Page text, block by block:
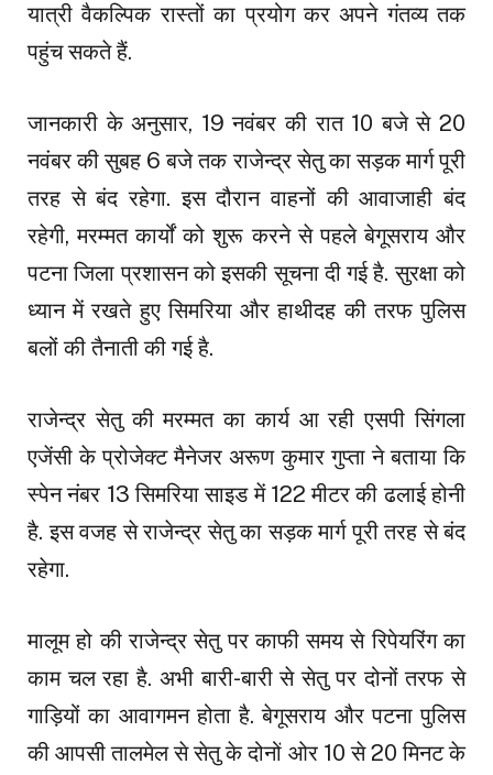
यात्री वैकल्पिक रास्तों का प्रयोग कर अपने गंतव्य तक
पहुंच सकते हैं.
जानकारी के अनुसार, 19 नवंबर की रात 10 बजे से 20
नवंबर की सुबह 6 बजे तक राजेन्द्र सेतु का सड़क मार्ग पूरी
तरह से बंद रहेगा. इस दौरान वाहनों की आवाजाही बंद
रहेगी, मरम्मत कार्यों को शुरू करने से पहले बेगूसराय और
पटना जिला प्रशासन को इसकी सूचना दी गई है. सुरक्षा को
ध्यान में रखते हुए सिमरिया और हाथीदह की तरफ पुलिस
बलों की तैनाती की गई है.
राजेन्द्र सेतु की मरम्मत का कार्य आ रही एसपी सिंगला
एजेंसी के प्रोजेक्ट मैनेजर अरूण कुमार गुप्ता ने बताया कि
स्पेन नंबर 13 सिमरिया साइड में 122 मीटर की ढलाई होनी
है. इस वजह से राजेन्द्र सेतु का सड़क मार्ग पूरी तरह से बंद
रहेगा.
मालूम हो की राजेन्द्र सेतु पर काफी समय से रिपेयरिंग का
काम चल रहा है. अभी बारी-बारी से सेतु पर दोनों तरफ से
गाड़ियों का आवागमन होता है. बेगूसराय और पटना पुलिस
की आपसी तालमेल से सेतु के दोनों ओर 10 से 20 मिनट के